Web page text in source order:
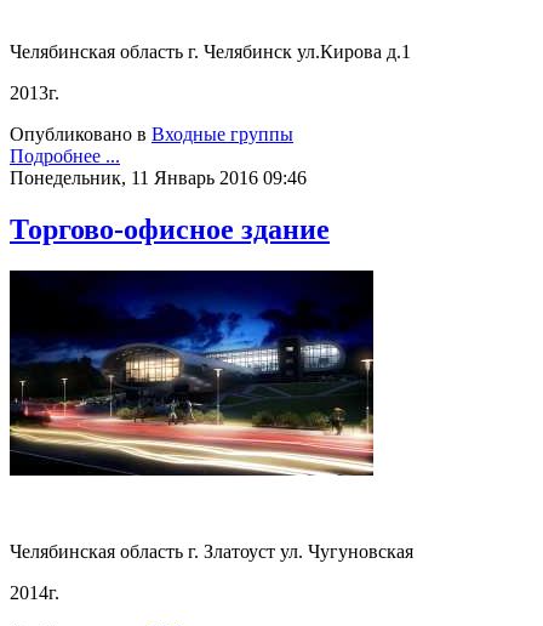
Челябинская область г. Челябинск ул.Кирова д.1
2013г.
Опубликовано в Входные группы
Подробнее ...
Понедельник, 11 Январь 2016 09:46
Торгово-офисное здание
Челябинская область г. Златоуст ул. Чугуновская
2014г.